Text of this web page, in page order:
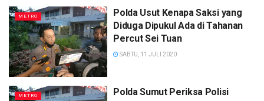
METRO
Polda Usut Kenapa Saksi yang
Diduga Dipukul Ada di Tahanan
Percut Sei Tuan
SABTU, 11 JULI 2020
METRO
Polda Sumut Periksa Polisi